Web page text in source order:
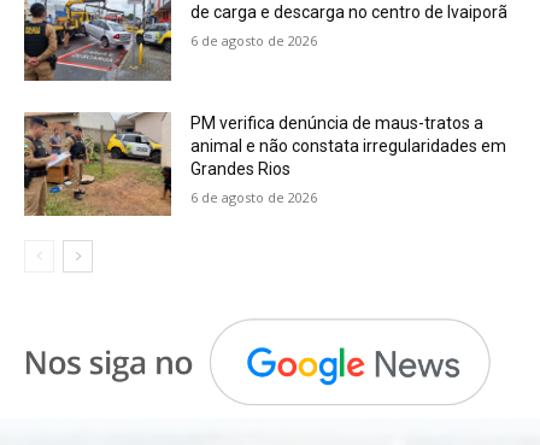
de carga e descarga no centro de Ivaiporã
6 de agosto de 2026
PM verifica denúncia de maus-tratos a
animal e não constata irregularidades em
Grandes Rios
6 de agosto de 2026